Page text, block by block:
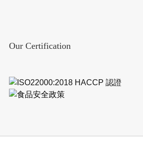
Our Certification